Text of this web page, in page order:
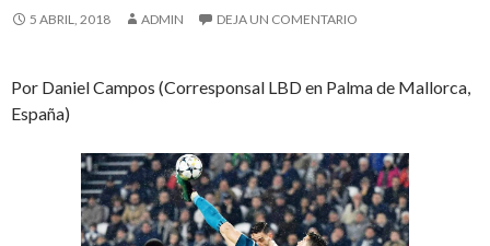
5 ABRIL, 2018 ADMIN DEJA UN COMENTARIO
Por Daniel Campos (Corresponsal LBD en Palma de Mallorca,
España)